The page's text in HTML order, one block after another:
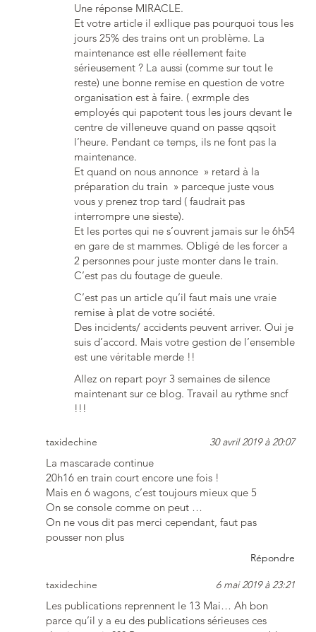
Une réponse MIRACLE.
Et votre article il exllique pas pourquoi tous les
jours 25% des trains ont un problème. La
maintenance est elle réellement faite
sérieusement ? La aussi (comme sur tout le
reste) une bonne remise en question de votre
organisation est à faire. ( exrmple des
employés qui papotent tous les jours devant le
centre de villeneuve quand on passe qqsoit
l’heure. Pendant ce temps, ils ne font pas la
maintenance.
Et quand on nous annonce » retard à la
préparation du train » parceque juste vous
vous y prenez trop tard ( faudrait pas
interrompre une sieste).
Et les portes qui ne s’ouvrent jamais sur le 6h54
en gare de st mammes. Obligé de les forcer a
2 personnes pour juste monter dans le train.
C’est pas du foutage de gueule.
C’est pas un article qu’il faut mais une vraie
remise à plat de votre société.
Des incidents/ accidents peuvent arriver. Oui je
suis d’accord. Mais votre gestion de l’ensemble
est une véritable merde !!
Allez on repart poyr 3 semaines de silence
maintenant sur ce blog. Travail au rythme sncf
!!!
taxidechine 30 avril 2019 à 20:07
La mascarade continue
20h16 en train court encore une fois !
Mais en 6 wagons, c’est toujours mieux que 5
On se console comme on peut …
On ne vous dit pas merci cependant, faut pas
pousser non plus
Répondre
taxidechine 6 mai 2019 à 23:21
Les publications reprennent le 13 Mai… Ah bon
parce qu’il y a eu des publications sérieuses ces